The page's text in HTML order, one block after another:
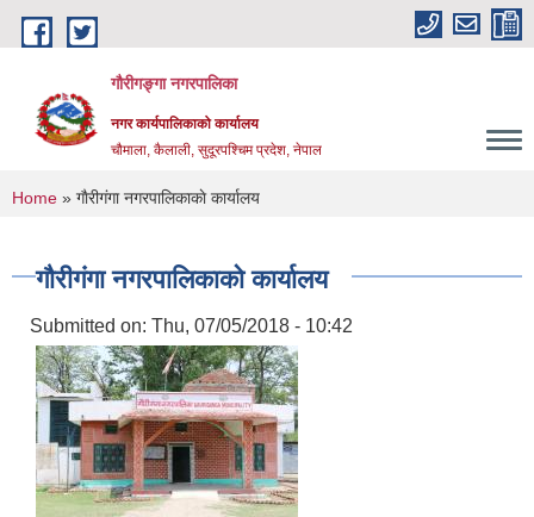
Skip to main content
गौरीगङ्गा नगरपालिका
नगर कार्यपालिकाको कार्यालय
चौमाला, कैलाली, सुदूरपश्चिम प्रदेश, नेपाल
You are here
Home » गाैरीगंगा नगरपालिकाकाे कार्यालय
गाैरीगंगा नगरपालिकाकाे कार्यालय
Submitted on: Thu, 07/05/2018 - 10:42